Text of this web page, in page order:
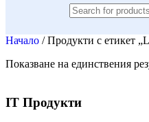
Начало / Продукти с етикет
Показване на единствения
IT Продукти